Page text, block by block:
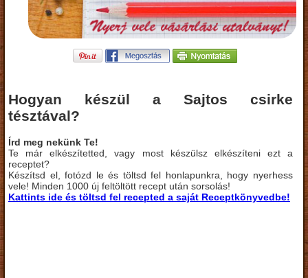
Hogyan készül a Sajtos csirke
tésztával?
Írd meg nekünk Te!
Te már elkészítetted, vagy most készülsz elkészíteni ezt a
receptet?
Készítsd el, fotózd le és töltsd fel honlapunkra, hogy nyerhess
vele! Minden 1000 új feltöltött recept után sorsolás!
Kattints ide és töltsd fel recepted a saját Receptkönyvedbe!